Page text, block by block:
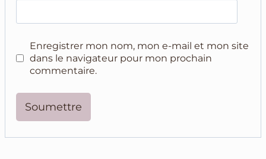
Enregistrer mon nom, mon e-mail et mon site
dans le navigateur pour mon prochain
commentaire.